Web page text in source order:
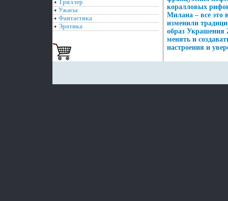
Триллер
Ужасы
Фантастика
Эротика
коралловых
Милана – все это
изменили
образ Украшения
менять и
настроения и